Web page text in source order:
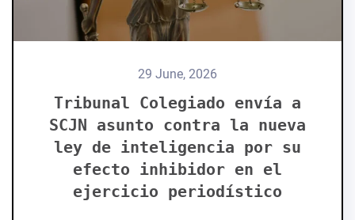
29 June, 2026
Tribunal Colegiado envía a
SCJN asunto contra la nueva
ley de inteligencia por su
efecto inhibidor en el
ejercicio periodístico